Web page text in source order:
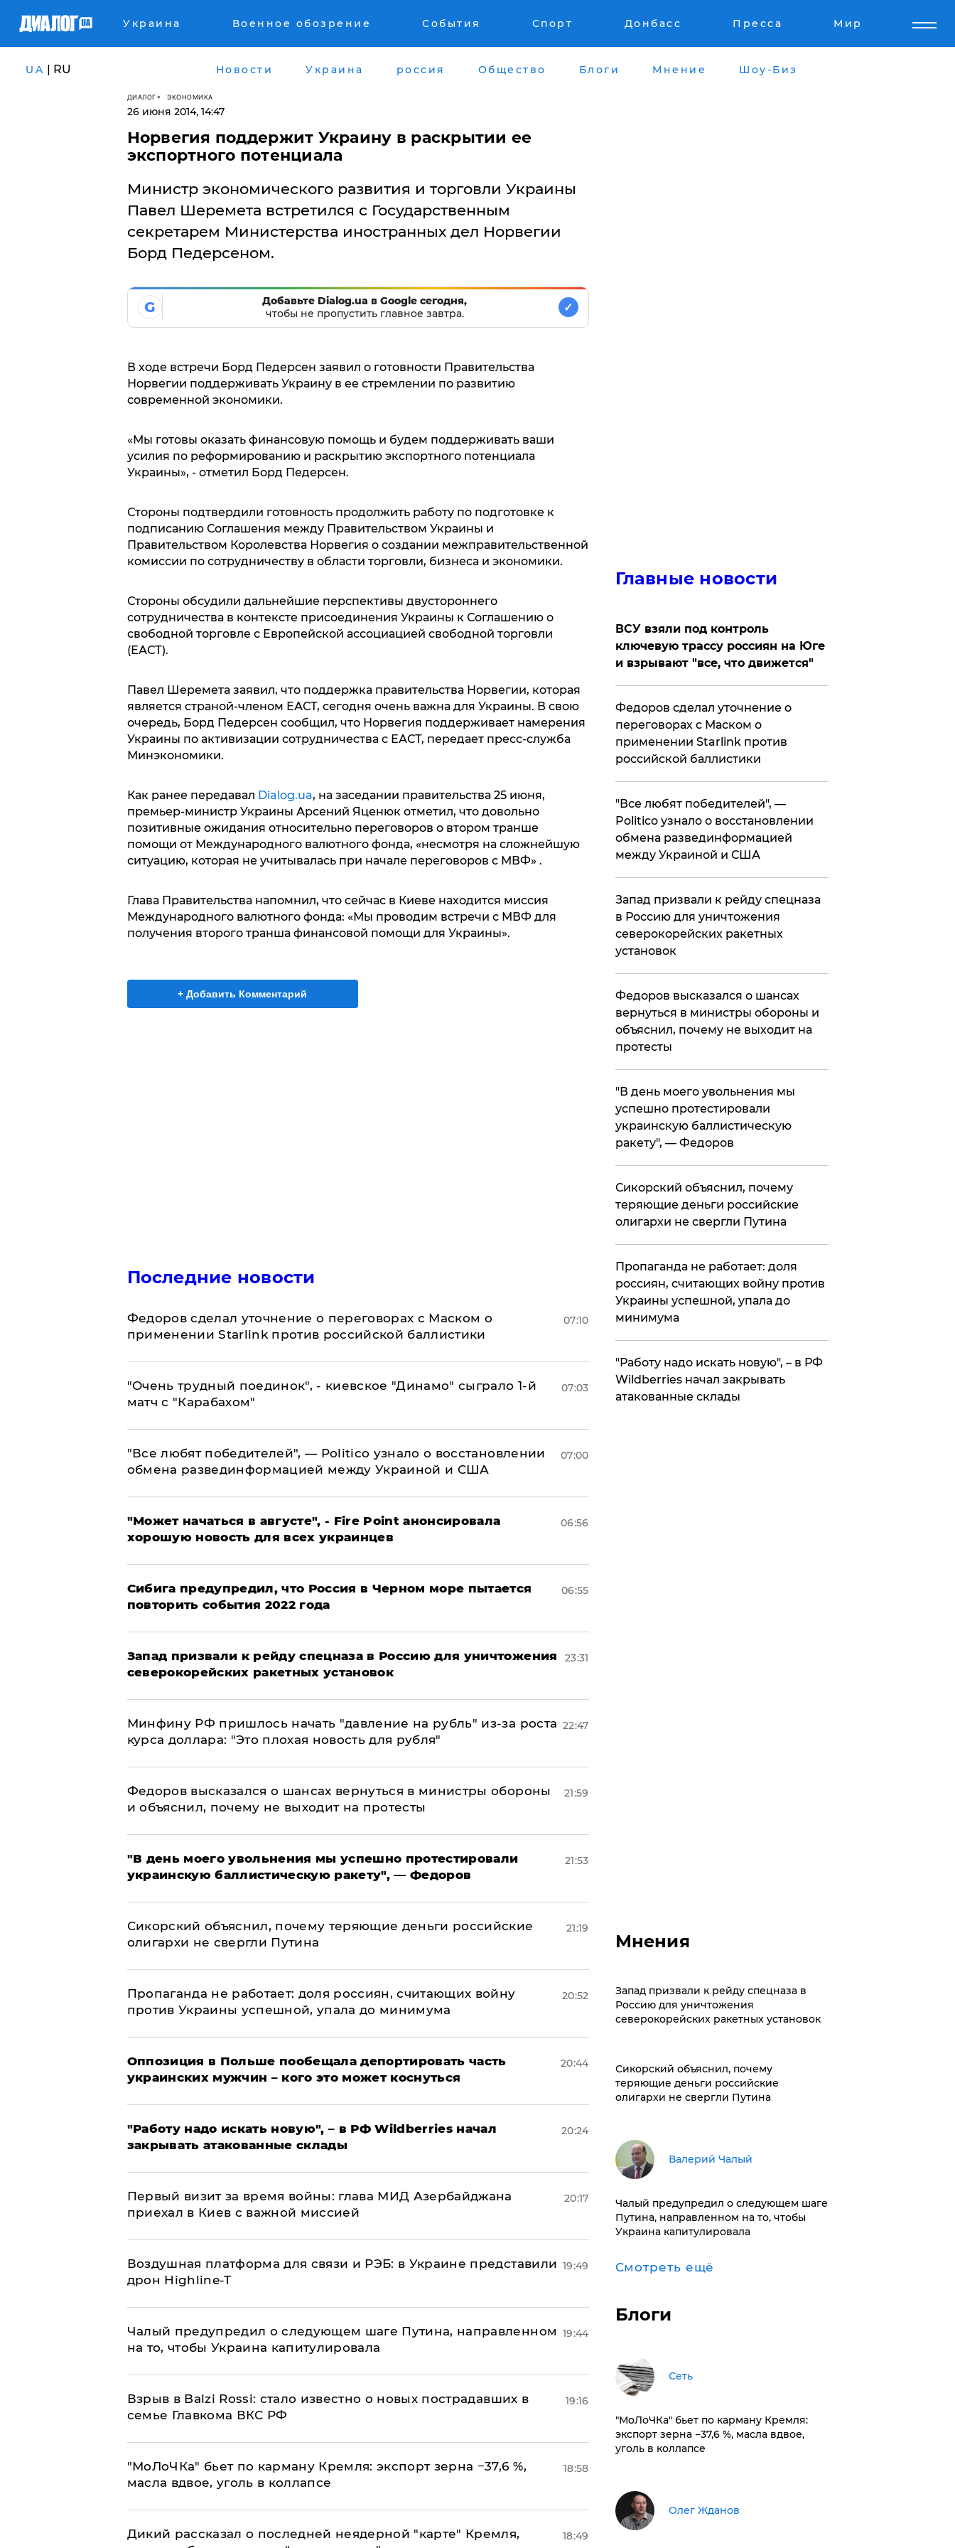
Украина Военное обозрение События Спорт Донбасс Пресса Мир
UA | RU Новости Украина россия Общество Блоги Мнение Шоу-Биз
ДИАЛОГ ЭКОНОМИКА
26 июня 2014, 14:47
Норвегия поддержит Украину в раскрытии ее
экспортного потенциала
Министр экономического развития и торговли Украины
Павел Шеремета встретился с Государственным
секретарем Министерства иностранных дел Норвегии
Борд Педерсеном.
G
Добавьте Dialog.ua в Google сегодня,
чтобы не пропустить главное завтра.
✓
В ходе встречи Борд Педерсен заявил о готовности Правительства
Норвегии поддерживать Украину в ее стремлении по развитию
современной экономики.
«Мы готовы оказать финансовую помощь и будем поддерживать ваши
усилия по реформированию и раскрытию экспортного потенциала
Украины», - отметил Борд Педерсен.
Стороны подтвердили готовность продолжить работу по подготовке к
подписанию Соглашения между Правительством Украины и
Правительством Королевства Норвегия о создании межправительственной
комиссии по сотрудничеству в области торговли, бизнеса и экономики.
Стороны обсудили дальнейшие перспективы двустороннего
сотрудничества в контексте присоединения Украины к Соглашению о
свободной торговле с Европейской ассоциацией свободной торговли
(ЕАСТ).
Павел Шеремета заявил, что поддержка правительства Норвегии, которая
является страной-членом ЕАСТ, сегодня очень важна для Украины. В свою
очередь, Борд Педерсен сообщил, что Норвегия поддерживает намерения
Украины по активизации сотрудничества с ЕАСТ, передает пресс-служба
Минэкономики.
Как ранее передавал Dialog.ua, на заседании правительства 25 июня,
премьер-министр Украины Арсений Яценюк отметил, что довольно
позитивные ожидания относительно переговоров о втором транше
помощи от Международного валютного фонда, «несмотря на сложнейшую
ситуацию, которая не учитывалась при начале переговоров с МВФ» .
Глава Правительства напомнил, что сейчас в Киеве находится миссия
Международного валютного фонда: «Мы проводим встречи с МВФ для
получения второго транша финансовой помощи для Украины».
+ Добавить Комментарий
Последние новости
Федоров сделал уточнение о переговорах с Маском о
применении Starlink против российской баллистики
07:10
"Очень трудный поединок", - киевское "Динамо" сыграло 1-й
матч с "Карабахом"
07:03
​"Все любят победителей", — Politico узнало о восстановлении
обмена развединформацией между Украиной и США
07:00
"Может начаться в августе", - Fire Point анонсировала
хорошую новость для всех украинцев
06:56
Сибига предупредил, что Россия в Черном море пытается
повторить события 2022 года
06:55
Запад призвали к рейду спецназа в Россию для уничтожения
северокорейских ракетных установок
23:31
Минфину РФ пришлось начать "давление на рубль" из-за роста
курса доллара: "Это плохая новость для рубля"
22:47
Федоров высказался о шансах вернуться в министры обороны
и объяснил, почему не выходит на протесты
21:59
​"В день моего увольнения мы успешно протестировали
украинскую баллистическую ракету", — Федоров
21:53
Сикорский объяснил, почему теряющие деньги российские
олигархи не свергли Путина
21:19
​Пропаганда не работает: доля россиян, считающих войну
против Украины успешной, упала до минимума
20:52
Оппозиция в Польше пообещала депортировать часть
украинских мужчин – кого это может коснуться
20:44
"Работу надо искать новую", – в РФ Wildberries начал
закрывать атакованные склады
20:24
Первый визит за время войны: глава МИД Азербайджана
приехал в Киев с важной миссией
20:17
Воздушная платформа для связи и РЭБ: в Украине представили
дрон Highline-T
19:49
Чалый предупредил о следующем шаге Путина, направленном
на то, чтобы Украина капитулировала
19:44
Взрыв в Balzi Rossi: стало известно о новых пострадавших в
семье Главкома ВКС РФ
19:16
​"МоЛоЧКа" бьет по карману Кремля: экспорт зерна −37,6 %,
масла вдвое, уголь в коллапсе
18:58
Дикий рассказал о последней неядерной "карте" Кремля,
18:49
Главные новости
ВСУ взяли под контроль
ключевую трассу россиян на Юге
и взрывают "все, что движется"
Федоров сделал уточнение о
переговорах с Маском о
применении Starlink против
российской баллистики
​"Все любят победителей", —
Politico узнало о восстановлении
обмена развединформацией
между Украиной и США
Запад призвали к рейду спецназа
в Россию для уничтожения
северокорейских ракетных
установок
Федоров высказался о шансах
вернуться в министры обороны и
объяснил, почему не выходит на
протесты
​"В день моего увольнения мы
успешно протестировали
украинскую баллистическую
ракету", — Федоров
Сикорский объяснил, почему
теряющие деньги российские
олигархи не свергли Путина
​Пропаганда не работает: доля
россиян, считающих войну против
Украины успешной, упала до
минимума
"Работу надо искать новую", – в РФ
Wildberries начал закрывать
атакованные склады
Мнения
Запад призвали к рейду спецназа в
Россию для уничтожения
северокорейских ракетных установок
Сикорский объяснил, почему
теряющие деньги российские
олигархи не свергли Путина
Валерий Чалый
Чалый предупредил о следующем шаге
Путина, направленном на то, чтобы
Украина капитулировала
Смотреть ещё
Блоги
Сеть
​"МоЛоЧКа" бьет по карману Кремля:
экспорт зерна −37,6 %, масла вдвое,
уголь в коллапсе
Олег Жданов